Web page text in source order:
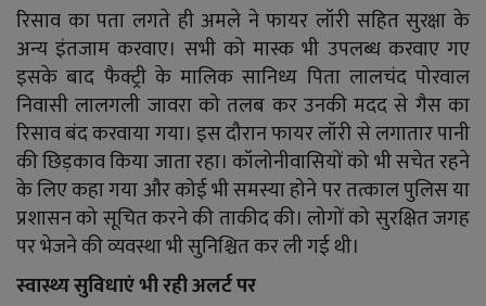
रिसाव का पता लगते ही अमले ने फायर लॉरी सहित सुरक्षा के
अन्य इंतजाम करवाए। सभी को मास्क भी उपलब्ध करवाए गए
इसके बाद फैक्ट्री के मालिक सानिध्य पिता लालचंद पोरवाल
निवासी लालगली जावरा को तलब कर उनकी मदद से गैस का
रिसाव बंद करवाया गया। इस दौरान फायर लॉरी से लगातार पानी
की छिड़काव किया जाता रहा। कॉलोनीवासियों को भी सचेत रहने
के लिए कहा गया और कोई भी समस्या होने पर तत्काल पुलिस या
प्रशासन को सूचित करने की ताकीद की। लोगों को सुरक्षित जगह
पर भेजने की व्यवस्था भी सुनिश्चित कर ली गई थी।
स्वास्थ्य सुविधाएं भी रही अलर्ट पर